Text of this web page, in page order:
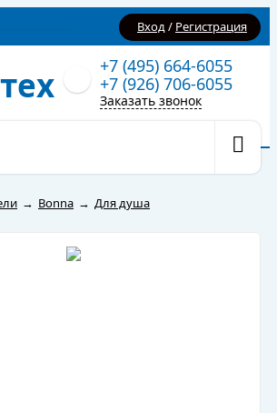
Вход/ Регистрация
+7 (495) 664-6055
+7 (926) 706-6055
Заказать звонок
→ Bonna → Для душа